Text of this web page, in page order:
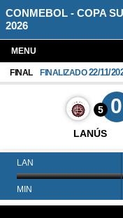
CONMEBOL - COPA
2026
MENU
FINAL FINALIZADO 22/11/
LANÚS
5 0
LAN
MIN